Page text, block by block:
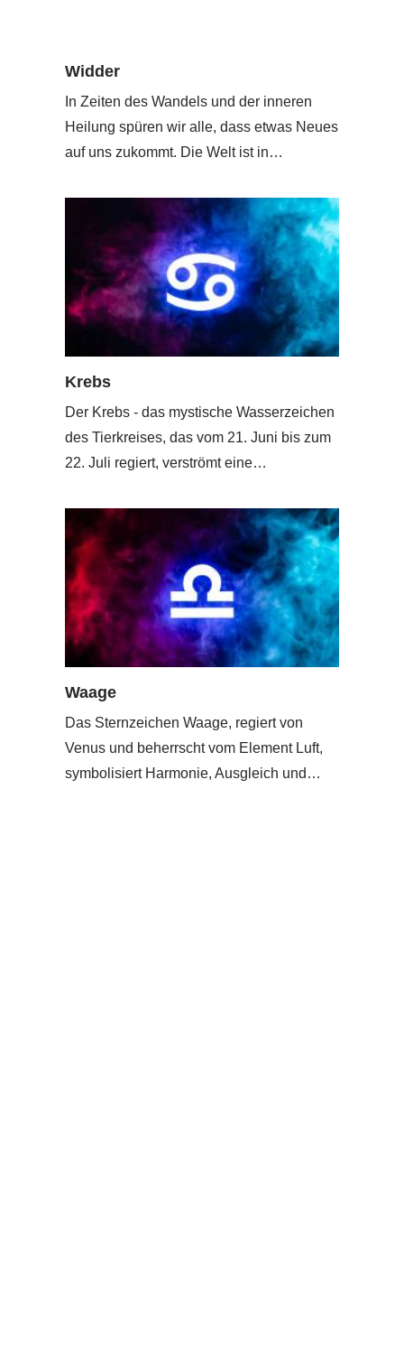
Widder
In Zeiten des Wandels und der inneren
Heilung spüren wir alle, dass etwas Neues
auf uns zukommt. Die Welt ist in…
Krebs
Der Krebs - das mystische Wasserzeichen
des Tierkreises, das vom 21. Juni bis zum
22. Juli regiert, verströmt eine…
Waage
Das Sternzeichen Waage, regiert von
Venus und beherrscht vom Element Luft,
symbolisiert Harmonie, Ausgleich und…